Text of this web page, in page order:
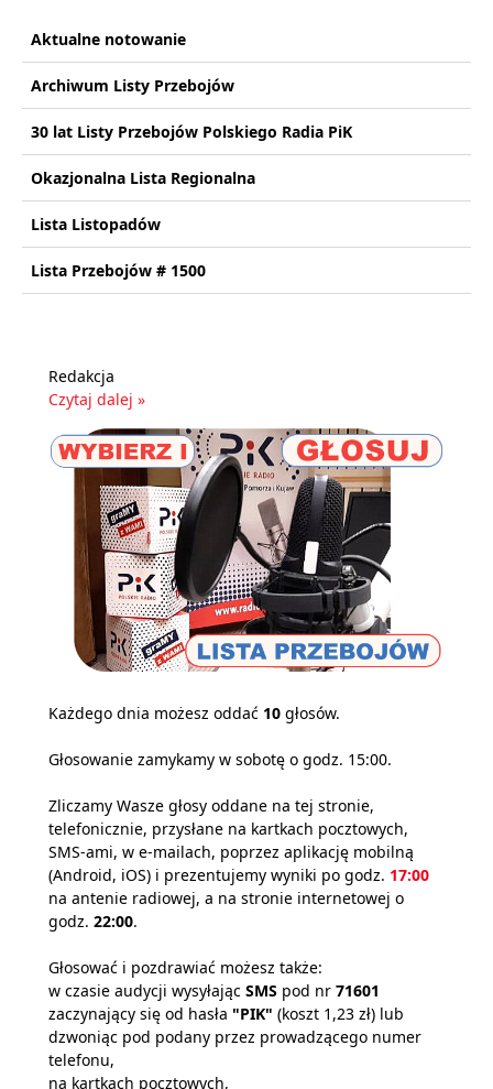
Aktualne notowanie
Archiwum Listy Przebojów
30 lat Listy Przebojów Polskiego Radia PiK
Okazjonalna Lista Regionalna
Lista Listopadów
Lista Przebojów # 1500
Redakcja
Czytaj dalej »
Każdego dnia możesz oddać 10 głosów.
Głosowanie zamykamy w sobotę o godz. 15:00.
Zliczamy Wasze głosy oddane na tej stronie,
telefonicznie, przysłane na kartkach pocztowych,
SMS-ami, w e-mailach, poprzez aplikację mobilną
(Android, iOS) i prezentujemy wyniki po godz. 17:00
na antenie radiowej, a na stronie internetowej o
godz. 22:00.
Głosować i pozdrawiać możesz także:
w czasie audycji wysyłając SMS pod nr 71601
zaczynający się od hasła "PIK" (koszt 1,23 zł) lub
dzwoniąc pod podany przez prowadzącego numer
telefonu,
na kartkach pocztowych,